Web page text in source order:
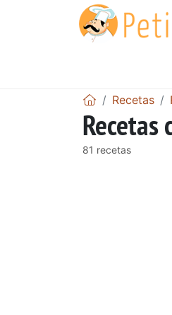
Recetas
Recetas
81 recetas